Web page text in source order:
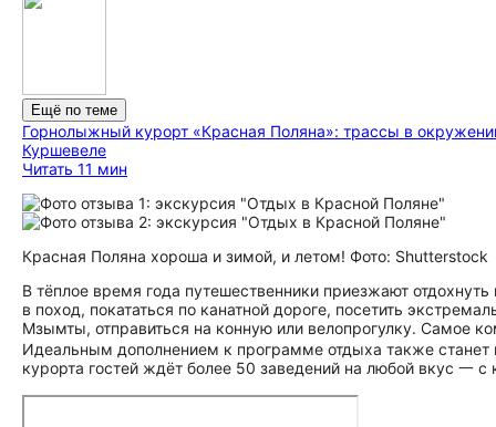
Ещё по теме
Горнолыжный курорт «Красная Поляна»: трассы в
Куршевеле
Читать 11 мин
Красная Поляна хороша и зимой, и летом! Фото: Shutterstock
В тёплое время года путешественники приезжают
в поход, покататься по канатной дороге, посетить
Мзымты, отправиться на конную или велопрогулку. Самое
Идеальным дополнением к программе отдыха также
курорта гостей ждёт более 50 заведений на любой вкус